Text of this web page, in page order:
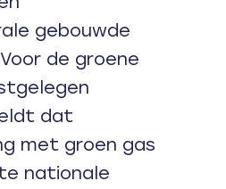
gebouwde
de groene
dat
met groen gas
nationale